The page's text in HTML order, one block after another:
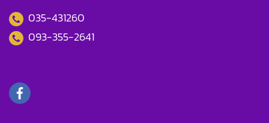
035-431260
093-355-2641